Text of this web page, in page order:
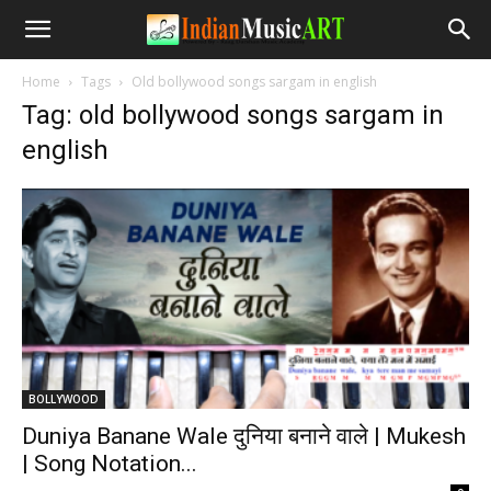
Home Tags Old bollywood songs sargam in english
Tag: old bollywood songs sargam in
english
BOLLYWOOD
Duniya Banane Wale दुनिया बनाने वाले | Mukesh
| Song Notation...